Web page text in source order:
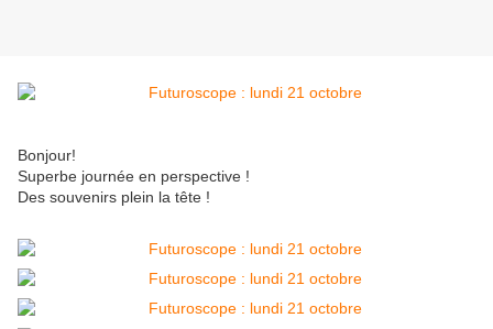
Bonjour!
Superbe journée en perspective !
Des souvenirs plein la tête !